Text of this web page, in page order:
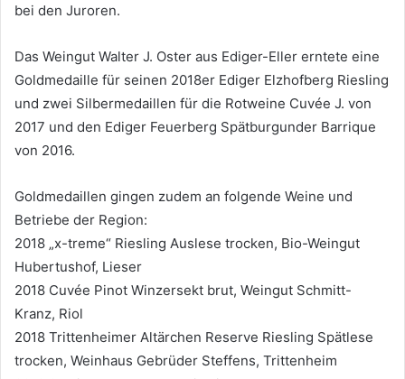
bei den Juroren.
Das Weingut Walter J. Oster aus Ediger-Eller erntete eine
Goldmedaille für seinen 2018er Ediger Elzhofberg Riesling
und zwei Silbermedaillen für die Rotweine Cuvée J. von
2017 und den Ediger Feuerberg Spätburgunder Barrique
von 2016.
Goldmedaillen gingen zudem an folgende Weine und
Betriebe der Region:
2018 „x-treme“ Riesling Auslese trocken, Bio-Weingut
Hubertushof, Lieser
2018 Cuvée Pinot Winzersekt brut, Weingut Schmitt-
Kranz, Riol
2018 Trittenheimer Altärchen Reserve Riesling Spätlese
trocken, Weinhaus Gebrüder Steffens, Trittenheim